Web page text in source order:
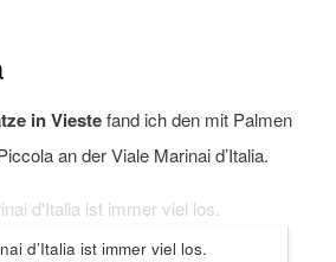
in Viestefand ich den mit Palmen
an der Viale Marinai d’Italia.
d’Italia ist immer viel los.